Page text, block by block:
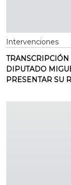
Intervenciones
DIPUTADO
PRESENTAR SU